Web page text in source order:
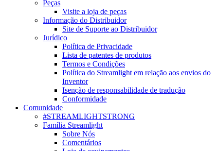
Peças
Visite a loja de peças
Informação do Distribuidor
Site de Suporte ao Distribuidor
Jurídico
Política de Privacidade
Lista de patentes de produtos
Termos e Condições
Política do Streamlight em relação aos envios do
Inventor
Isenção de responsabilidade de tradução
Conformidade
Comunidade
#STREAMLIGHTSTRONG
Família Streamlight
Sobre Nós
Comentários